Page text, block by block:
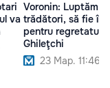
va
Voronin: Luptăm
trădători, să fie
pentru regretatul
Ghileţchi
23 Мар. 11:46